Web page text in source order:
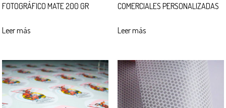
FOTOGRÁFICO MATE 200 GR
Leer más
COMERCIALES PERSONALIZADAS
Leer más